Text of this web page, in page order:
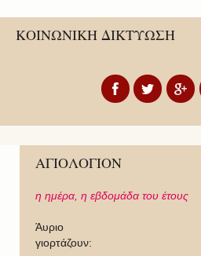
ΚΟΙΝΩΝΙΚΗ ΔΙΚΤΥΩΣΗ
ΑΓΙΟΛΟΓΙΟΝ
η ημέρα, η εβδομάδα του έτους
Άυριο
γιορτάζουν: